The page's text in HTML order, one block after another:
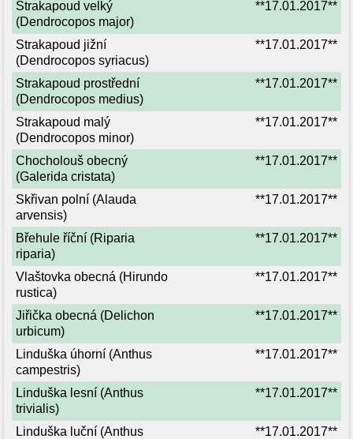
Strakapoud velký
(Dendrocopos major)
**17.01.2017**
Strakapoud jižní
(Dendrocopos syriacus)
**17.01.2017**
Strakapoud prostřední
(Dendrocopos medius)
**17.01.2017**
Strakapoud malý
(Dendrocopos minor)
**17.01.2017**
Chocholouš obecný
(Galerida cristata)
**17.01.2017**
Skřivan polní (Alauda
arvensis)
**17.01.2017**
Břehule říční (Riparia
riparia)
**17.01.2017**
Vlaštovka obecná (Hirundo
rustica)
**17.01.2017**
Jiřička obecná (Delichon
urbicum)
**17.01.2017**
Linduška úhorní (Anthus
campestris)
**17.01.2017**
Linduška lesní (Anthus
trivialis)
**17.01.2017**
Linduška luční (Anthus
**17.01.2017**